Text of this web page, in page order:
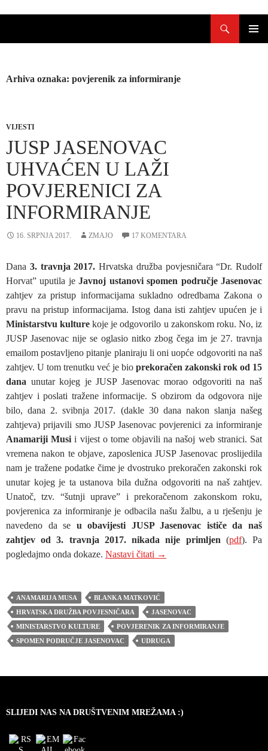
Arhiva oznaka: povjerenik za informiranje
VIJESTI
JUSP JASENOVAC
UHVAĆEN U LAŽI
POVJERENICI ZA
INFORMIRANJE
16. SRPNJA 2017. ZMAJO 17 KOMENTARA
Dana 3. travnja 2017. Hrvatska družba povjesničara “Dr. Rudolf
Horvat” uputila jeJavnoj ustanovi spomen područje Jasenovac
zahtjev za pristup informacijama sukladno odredbama Zakona o
pravu na pristup informacijama. Istog dana isti zahtjev upućen je i
Ministarstvu kulture koje je odgovorilo u zakonskom roku. No, iz
JUSP Jasenovac nije se oglasio nitko zbog čega im je 27. travnja
emailom postavljeno pitanje planiraju li oni uopće odgovoriti na naš
zahtjev. U tom trenutku već je bio prekoračen zakonski rok od 15
dana unutar kojeg je JUSP Jasenovac morao odgovoriti na naš
zahtjev i poslati tražene informacije. S obzirom da odgovora nije
bilo, dana 2. svibnja 2017. (dakle 30 dana nakon slanja našeg
zahtjeva) prijavili smo JUSP Jasenovac povjerenici za informiranje
Anamariji Musi i vijest o tome objavili na našoj web stranici. Sat
vremena nakon te objave, zaposlenica JUSP Jasenovac proslijedila
nam je tražene podatke čime je dvostruko prekoračen zakonski rok
unutar kojeg je ta ustanova bila dužna odgovoriti na naš zahtjev.
Unatoč, tzv. “šutnji uprave” i prekoračenom zakonskom roku,
povjerenica za informiranje je odbacila našu žalbu, a u rješenju je
navedeno da se u obavijesti JUSP Jasenovac ističe da naš
zahtjev od 3. travnja 2017. nikada nije primljen (pdf). Pa
pogledajmo onda dokaze. Nastavi čitati JUSP JASENOVAC
→
ANAMARIJA MUSA
BLANKA MATKOVIĆ
HRVATSKA DRUŽBA POVJESNIČARA
JASENOVAC
MINISTARSTVO KULTURE
POVJERENIK ZA INFORMIRANJE
SPOMEN PODRUČJE JASENOVAC
UDRUGA
SLIJEDI NAS NA DRUŠTVENIM MREŽAMA :)